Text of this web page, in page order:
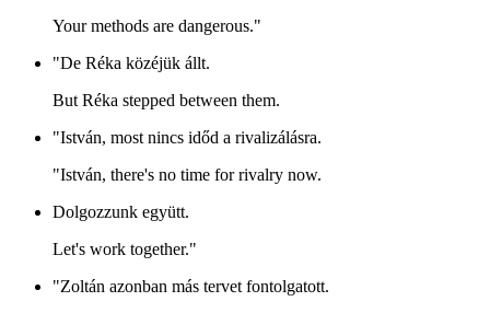
Your methods are dangerous."
"De Réka közéjük állt.
But Réka stepped between them.
"István, most nincs időd a rivalizálásra.
"István, there's no time for rivalry now.
Dolgozzunk együtt.
Let's work together."
"Zoltán azonban más tervet fontolgatott.